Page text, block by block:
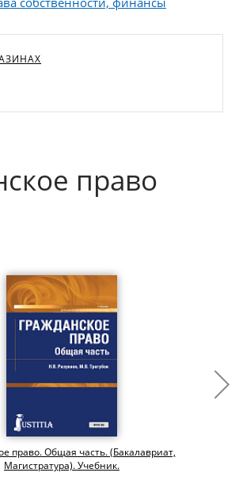
право
право. Общая часть. (Бакалавриат,
Магистратура). Учебник.